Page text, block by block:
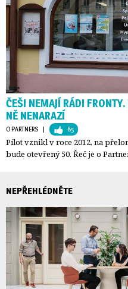
ČEŠI NEMAJÍ RÁDI
NĚ NENARAZÍ
O PARTNERS | 85
Pilot vznikl v roce 2012, na
bude otevřený 50. Řeč je o
NEPŘEHLÉDNĚTE